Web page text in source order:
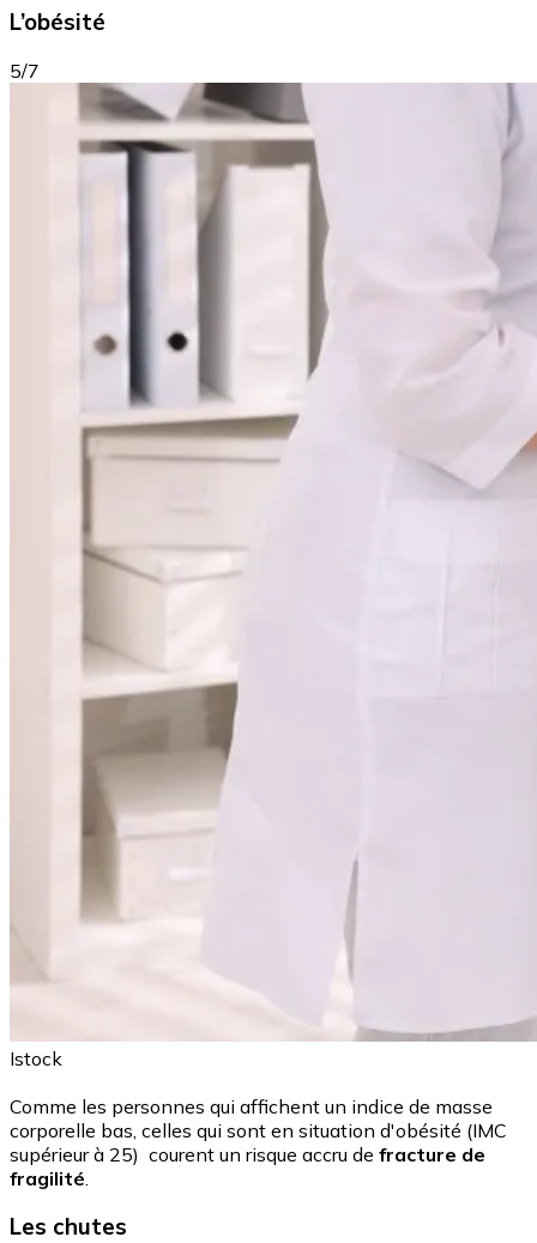
L’obésité
5/7
Istock
Comme les personnes qui affichent un indice de masse
corporelle bas, celles qui sont en situation d'obésité (IMC
supérieur à 25) courent un risque accru de fracture de
fragilité
Les chutes